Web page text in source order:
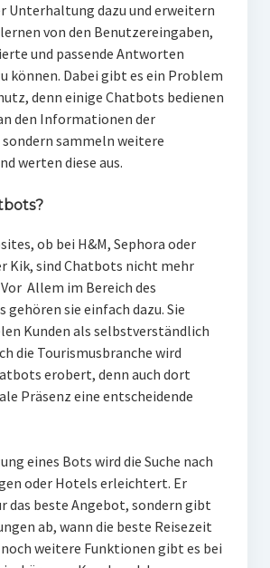
Unterhaltung dazu und erweitern
lernen von den Benutzereingaben,
und passende Antworten
können. Dabei gibt es ein Problem
denn einige Chatbots bedienen
den Informationen der
sammeln weitere
werten diese aus.
ob bei H&M, Sephora oder
Kik, sind Chatbots nicht mehr
Allem im Bereich des
gehören sie einfach dazu. Sie
Kunden als selbstverständlich
die Tourismusbranche wird
erobert, denn auch dort
Präsenz eine entscheidende
eines Bots wird die Suche nach
oder Hotels erleichtert. Er
das beste Angebot, sondern gibt
ab, wann die beste Reisezeit
weitere Funktionen gibt es bei